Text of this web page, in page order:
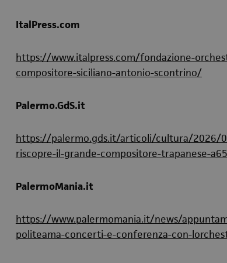
ItalPress.com
https://www.italpress.com/fondazione-
compositore-siciliano-antonio-scontrino/
Palermo.GdS.it
https://palermo.gds.it/articoli/cultura/2026/
riscopre-il-grande-compositore-trapanese-
PalermoMania.it
https://www.palermomania.it/news/
politeama-concerti-e-conferenza-con-